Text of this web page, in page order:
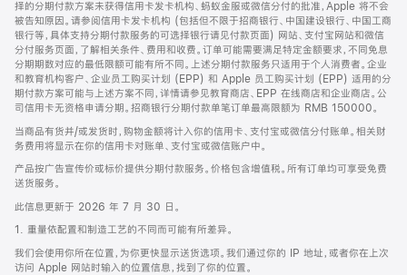
择的分期付款方案未获得信用卡发卡机构、蚂蚁金服或微信分付的批准，Apple 将不会
被告知原因。请参阅信用卡发卡机构 (包括但不限于招商银行、中国建设银行、中国工商
银行等，具体支持分期付款服务的可选择银行请见付款页面) 网站、支付宝网站和微信
分付服务页面，了解相关条件、费用和收费。订单可能需要满足特定金额要求，不同免息
分期期数对应的最低限额可能有所不同。上述分期付款服务只适用于个人消费者。企业
和教育机构客户、企业员工购买计划 (EPP) 和 Apple 员工购买计划 (EPP) 适用的分
期付款方案可能与上述方案不同，详情请参见教育商店、EPP 在线商店和企业商店。公
司信用卡无资格申请分期。招商银行分期付款单笔订单最高限额为 RMB 150000。
当商品有货并/或发货时，购物金额将计入你的信用卡、支付宝或微信分付账单。相关财
务费用将显示在你的信用卡对账单、支付宝或微信账户中。
产品按广告宣传价或标价提供分期付款服务。价格包含增值税。所有订单均可享受免费
送货服务。
此信息更新于 2026 年 7 月 30 日。
1. 重量依配置和制造工艺的不同而可能有所差异。
我们会使用你所在位置，为你更快显示送货选项。我们通过你的 IP 地址，或者你在上次
访问 Apple 网站时输入的位置信息，找到了你的位置。